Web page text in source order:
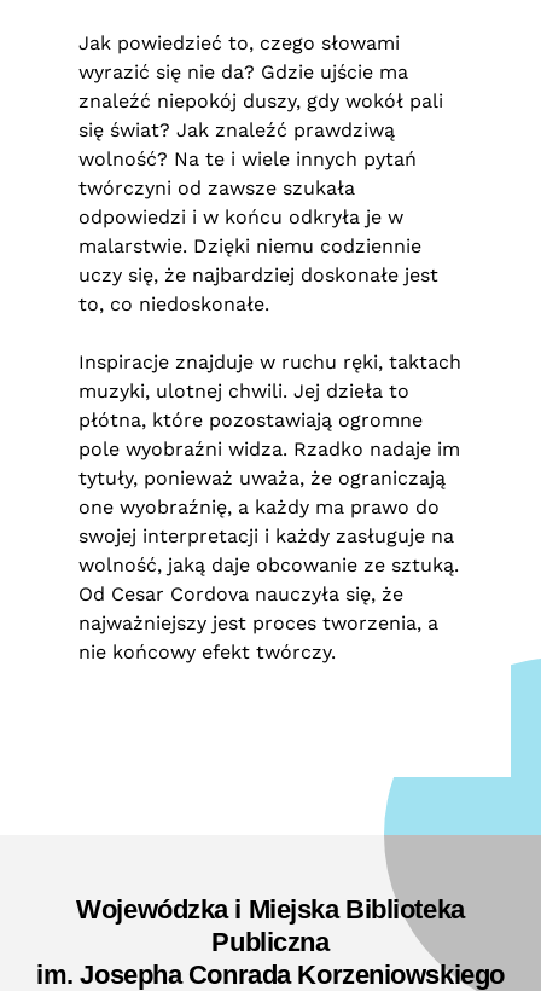
Jak powiedzieć to, czego słowami
wyrazić się nie da? Gdzie ujście ma
znaleźć niepokój duszy, gdy wokół pali
się świat? Jak znaleźć prawdziwą
wolność? Na te i wiele innych pytań
twórczyni od zawsze szukała
odpowiedzi i w końcu odkryła je w
malarstwie. Dzięki niemu codziennie
uczy się, że najbardziej doskonałe jest
to, co niedoskonałe.
Inspiracje znajduje w ruchu ręki, taktach
muzyki, ulotnej chwili. Jej dzieła to
płótna, które pozostawiają ogromne
pole wyobraźni widza. Rzadko nadaje im
tytuły, ponieważ uważa, że ograniczają
one wyobraźnię, a każdy ma prawo do
swojej interpretacji i każdy zasługuje na
wolność, jaką daje obcowanie ze sztuką.
Od Cesar Cordova nauczyła się, że
najważniejszy jest proces tworzenia, a
nie końcowy efekt twórczy.
Wojewódzka i Miejska Biblioteka
Publiczna
im. Josepha Conrada Korzeniowskiego